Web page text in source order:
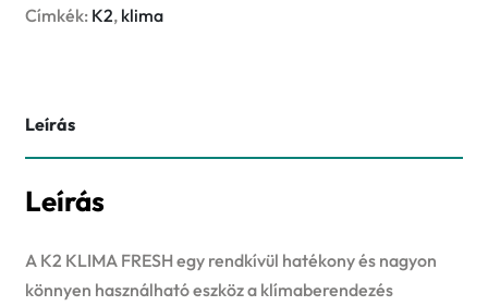
klímatisztító
Címkék: K2, klima
Leírás
Leírás
A K2 KLIMA FRESH egy rendkívül hatékony és nagyon
könnyen használható eszköz a klímaberendezés